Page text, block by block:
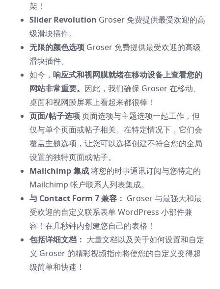
架！
Slider Revolution Groser 免费提供最受欢迎的高
级滑块插件。
无限的颜色选项 Groser 免费提供最受欢迎的高级
滑块插件。
如今， 响应式和视网膜就绪在移动设备上查看您的
网站非常重要。 因此，我们确保 Groser 在移动、
桌面和视网膜屏幕上看起来都很棒！
页面/帖子选项页面选项与主题选项一起工作，但
仅与单个页面或帖子相关。在特定情况下，它们会
覆盖主题选项，让您可以选择创建不符合您的全局
设置的独特页面或帖子。
Mailchimp 集成将您的时事通讯订阅与您特定的
Mailchimp 帐户联系人列表集成。
与 Contact Form 7 兼容： Groser 与最强大和最
受欢迎的自定义联系表单 WordPress 小部件兼
容！在几秒钟内创建您自己的表格！
包括详细文档： 大量文档以及关于如何设置和自定
义 Groser 的精彩视频指南将使您的自定义变得超
级简单和快速！